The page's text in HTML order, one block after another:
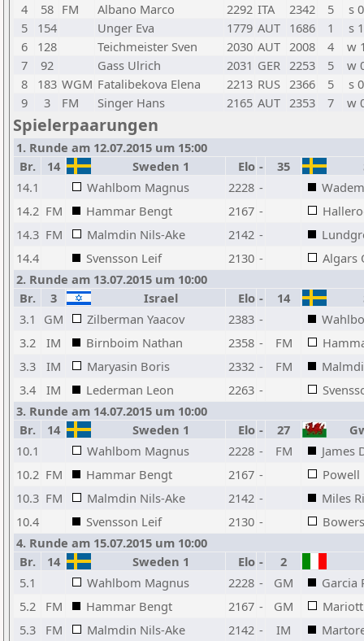
4
58 FM Albano Marco 2292 ITA 2342 5
s 0
5
154 Unger Eva 1779 AUT 1686 1
s 1
6
128 Teichmeister Sven 2030 AUT 2008 4
w
7
92 Gass Ulrich 2031 GER 2253 5
w
8
183 WGM Fatalibekova Elena 2213 RUS 2366 5
s 0
9
3 FM Singer Hans 2165 AUT 2353 7 w
Spielerpaarungen
1. Runde am 12.07.2015 um 15:00
Br.
14 Sweden 1 Elo - 35
14.1
Wahlbom Magnus 2228 -
14.2 FM Hammar Bengt 2167 -
14.3 FM Malmdin Nils-Ake 2142 -
14.4
Svensson Leif 2130 -
Algars
2. Runde am 13.07.2015 um 10:00
Br.
3 Israel Elo - 14
3.1
GM Zilberman Yaacov 2383 -
3.2
IM Birnboim Nathan 2358 - FM
3.3
IM Maryasin Boris 2332 - FM
3.4
IM Lederman Leon 2263 -
3. Runde am 14.07.2015 um 10:00
Br.
14 Sweden 1 Elo - 27
10.1
Wahlbom Magnus 2228 - FM
James
10.2 FM Hammar Bengt 2167 -
Powell
10.3 FM Malmdin Nils-Ake 2142 -
Miles
10.4
Svensson Leif 2130 -
4. Runde am 15.07.2015 um 10:00
Br.
14 Sweden 1 Elo -
2
5.1
Wahlbom Magnus 2228 - GM
Garcia
5.2
FM Hammar Bengt 2167 - GM
5.3
FM Malmdin Nils-Ake 2142 - IM